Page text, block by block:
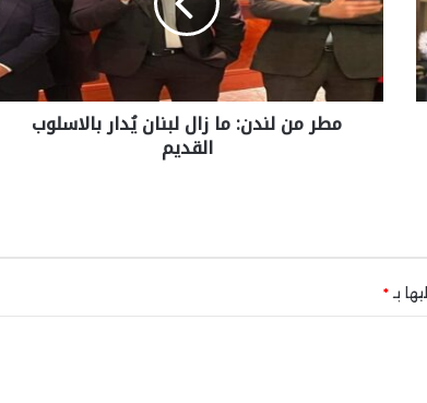
مطر من لندن: ما زال لبنان يُدار بالاسلوب
القديم
بـ *